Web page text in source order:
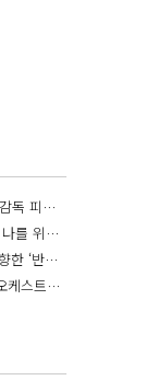
랑데뷰 드 라 무지크 페스티벌 예술감독 피아니스트 김혜진, 5년간의 여정을 돌아보며
연출가 김지선 & 배우 김조민, 너와 나를 위한 ‘모두의 숲’에서 만나는 동심
바리톤 김기훈 & 최인식, 바그너를 향한 ‘반지 원정대’를 앞두고
COVER STORY 지휘자·국립심포니오케스트라 제8대 음악감독 로베르토 아바도